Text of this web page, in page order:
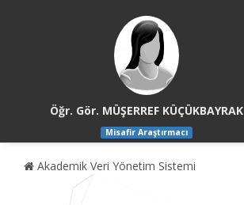
Öğr. Gör. MÜŞERREF KÜÇÜKBAYRAK
Misafir Araştırmacı
Akademik Veri Yönetim Sistemi